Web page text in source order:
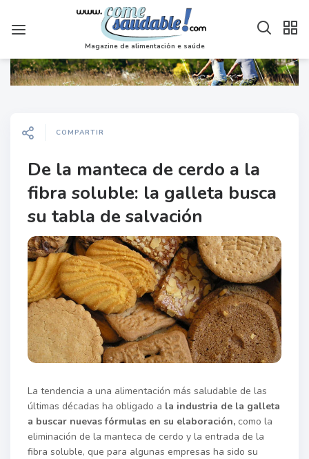
Magazine de alimentación e saúde
COMPARTIR
De la manteca de cerdo a la
fibra soluble: la galleta busca
su tabla de salvación
La tendencia a una alimentación más saludable de las
últimas décadas ha obligado a la industria de la galleta
a buscar nuevas fórmulas en su elaboración, como la
eliminación de la manteca de cerdo y la entrada de la
fibra soluble, que para algunas empresas ha sido su